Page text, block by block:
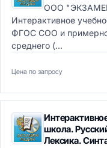
ООО
Интерактивное
ФГОС СОО и
среднего (...
Цена по запросу
школа.
Лексика.